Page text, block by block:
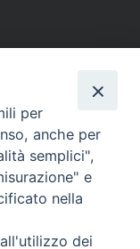
per
anche per
semplici",
e
nella
dei